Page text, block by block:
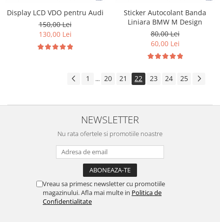
Display LCD VDO pentru Audi
150,00 Lei
130,00 Lei
Sticker Autocolant Banda
Liniara BMW M Design
80,00 Lei
60,00 Lei
1 ... 20 21 22 23 24 25
NEWSLETTER
Nu rata ofertele si promotiile noastre
Vreau sa primesc newsletter cu promotiile
magazinului. Afla mai multe in Politica de
Confidentialitate